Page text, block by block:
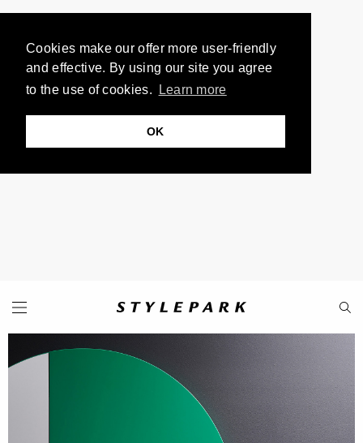
Cookies make our offer more user-friendly
and effective. By using our site you agree
to the use of cookies.
Learn more
OK